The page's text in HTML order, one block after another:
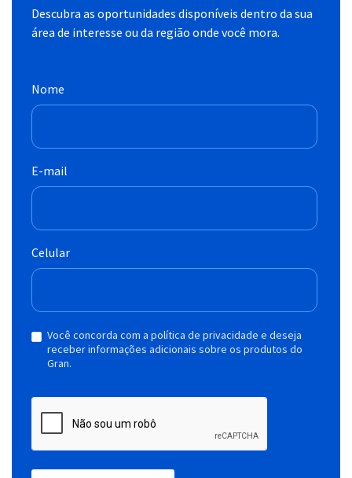
Descubra as oportunidades disponíveis dentro da sua
área de interesse ou da região onde você mora.
Nome
E-mail
Celular
Você concorda com a política de privacidade e deseja
receber informações adicionais sobre os produtos do
Gran.